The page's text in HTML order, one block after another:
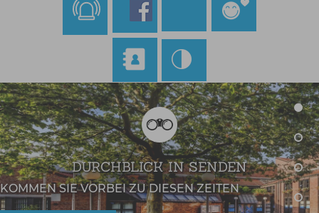
DURCHBLICK IN SENDEN
KOMMEN SIE VORBEI ZU DIESEN ZEITEN